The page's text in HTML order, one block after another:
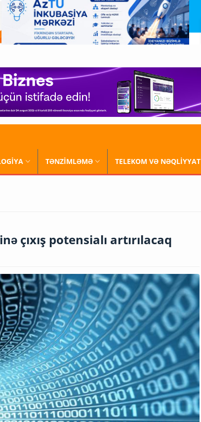
TƏNZİMLƏMƏ TELEKOM VƏ NƏQLİYYAT
çıxış potensialı artırılacaq